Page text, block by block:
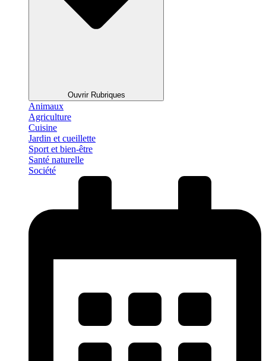
Ouvrir Rubriques
Animaux
Agriculture
Cuisine
Jardin et cueillette
Sport et bien-être
Santé naturelle
Société